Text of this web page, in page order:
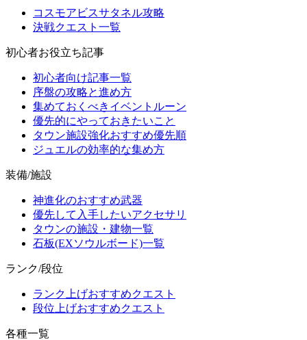
コスモアビスサタネル攻略
決戦クエスト一覧
初心者お役立ち記事
初心者向け記事一覧
序盤の攻略と進め方
集めておくべきイベントルーン
優先的にやっておきたいこと
タウン施設強化おすすめ優先順
ジュエルの効率的な集め方
装備/施設
神進化のおすすめ武器
優先して入手したいアクセサリ
タウンの施設・建物一覧
石板(EXソウルボード)一覧
ランク/段位
ランク上げおすすめクエスト
段位上げおすすめクエスト
各種一覧